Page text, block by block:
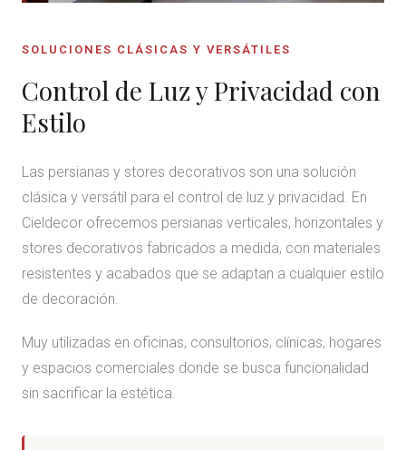
SOLUCIONES CLÁSICAS Y VERSÁTILES
Control de Luz y Privacidad con
Estilo
Las persianas y stores decorativos son una solución
clásica y versátil para el control de luz y privacidad. En
Cieldecor ofrecemos persianas verticales, horizontales y
stores decorativos fabricados a medida, con materiales
resistentes y acabados que se adaptan a cualquier estilo
de decoración.
Muy utilizadas en oficinas, consultorios, clínicas, hogares
y espacios comerciales donde se busca funcionalidad
sin sacrificar la estética.